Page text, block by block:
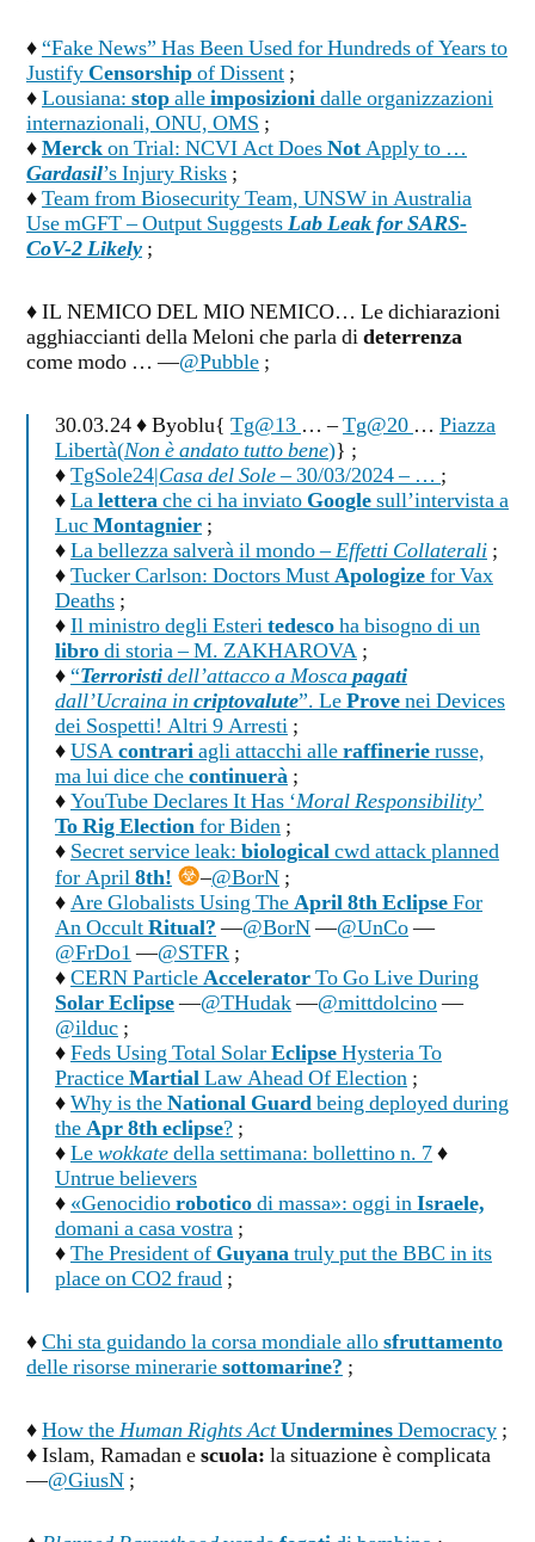
♦“Fake News” Has Been Used for Hundreds of Years to
JustifyCensorshipof Dissent ;
♦Lousiana: stopalleimposizionidalle organizzazioni
internazionali, ONU, OMS ;
♦Merckon Trial: NCVI Act DoesNotApply to …
Gardasil’s Injury Risks ;
♦Team from Biosecurity Team, UNSW in Australia
Use mGFT – Output SuggestsLab Leak for SARS-
CoV-2 Likely ;
♦ IL NEMICO DEL MIO NEMICO… Le dichiarazioni
agghiaccianti della Meloni che parla dideterrenza
come modo … —@Pubble ;
30.03.24 ♦ Byoblu{ Tg@13 … –Tg@20 … Piazza
Libertà(Non è andato tutto bene)} ;
♦TgSole24|Casa del Sole– 30/03/2024 – … ;
♦Laletterache ci ha inviato Googlesull’intervista a
LucMontagnier ;
♦La bellezza salverà il mondo –Effetti Collaterali ;
♦Tucker Carlson: Doctors MustApologizefor Vax
Deaths ;
♦Il ministro degli Esteritedescoha bisogno di un
librodi storia – M. ZAKHAROVA ;
♦“Terroristidell’attacco a Moscapagati
dall’Ucraina in criptovalute”. LeProvenei Devices
dei Sospetti! Altri 9 Arresti ;
♦USAcontrariagli attacchi alleraffinerierusse,
ma lui dice checontinuerà ;
♦YouTube Declares It Has ‘Moral Responsibility’
To Rig Electionfor Biden ;
♦ Secret service leak: biologicalcwd attack planned
for April8th! –@BorN ;
♦Are Globalists Using TheApril 8th EclipseFor
An OccultRitual?—@BorN—@UnCo—
@FrDo1—@STFR ;
♦CERN ParticleAcceleratorTo Go Live During
Solar Eclipse—@THudak—@mittdolcino—
@ilduc ;
♦Feds Using Total SolarEclipseHysteria To
PracticeMartialLaw Ahead Of Election ;
♦Why is theNational Guardbeing deployed during
theApr 8th eclipse? ;
♦Lewokkatedella settimana: bollettino n. 7♦
Untrue believers
♦ «Genocidioroboticodi massa»: oggi inIsraele,
domani a casa vostra ;
♦The President of Guyanatruly put the BBC in its
place on CO2 fraud ;
♦Chi sta guidando la corsa mondiale allosfruttamento
delle risorse minerariesottomarine? ;
♦How theHuman Rights ActUnderminesDemocracy ;
♦ Islam, Ramadan escuola: la situazione è complicata
—@GiusN ;